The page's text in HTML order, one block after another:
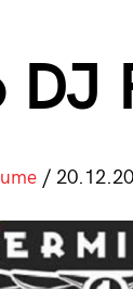
DJ
/
Summer